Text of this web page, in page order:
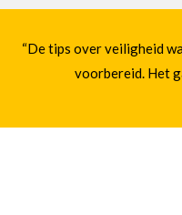
“De tips over veiligheid
voorbereid. Het